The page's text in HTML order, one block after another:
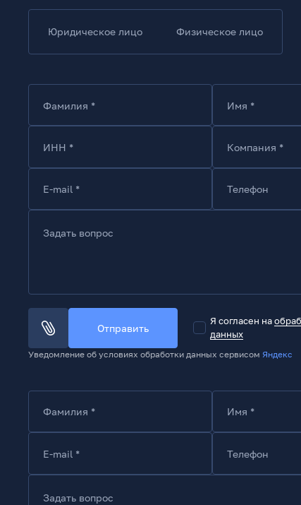
Юридическое лицо Физическое лицо
Фамилия * Имя *
ИНН * Компания *
E-mail * Телефон
Задать вопрос
Отправить
Я согласен на
данных
Уведомление об условиях обработки данных сервисом Яндекс
Фамилия * Имя *
E-mail * Телефон
Задать вопрос